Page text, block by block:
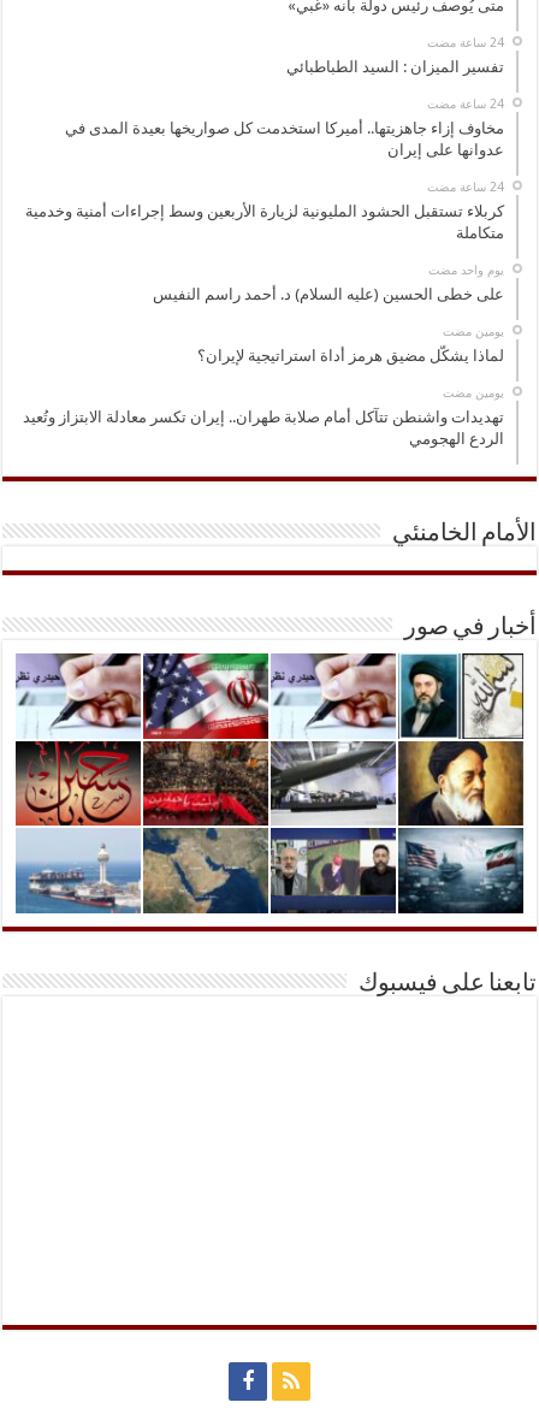
متى يُوصف رئيس دولة بأنه «غبي»
‏24 ساعة مضت
تفسير الميزان : السيد الطباطبائي
‏24 ساعة مضت
مخاوف إزاء جاهزيتها.. أميركا استخدمت كل صواريخها بعيدة المدى في
عدوانها على إيران
‏24 ساعة مضت
كربلاء تستقبل الحشود المليونية لزيارة الأربعين وسط إجراءات أمنية وخدمية
متكاملة
‏يوم واحد مضت
على خطى الحسين (عليه السلام) د. أحمد راسم النفيس
‏يومين مضت
لماذا يشكّل مضيق هرمز أداة استراتيجية لإيران؟
‏يومين مضت
تهديدات واشنطن تتآكل أمام صلابة طهران.. إيران تكسر معادلة الابتزاز وتُعيد
الردع الهجومي
الأمام الخامنئي
أخبار في صور
تابعنا على فيسبوك